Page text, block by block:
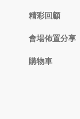
精彩回顧
會場佈置分享
購物車